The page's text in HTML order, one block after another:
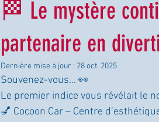
🏁 Le mystère
partenaire en
Dernière mise à jour : 28 oct. 2025
Souvenez-vous… 👀
Le premier indice vous révélait le
💅 Cocoon Car – Centre